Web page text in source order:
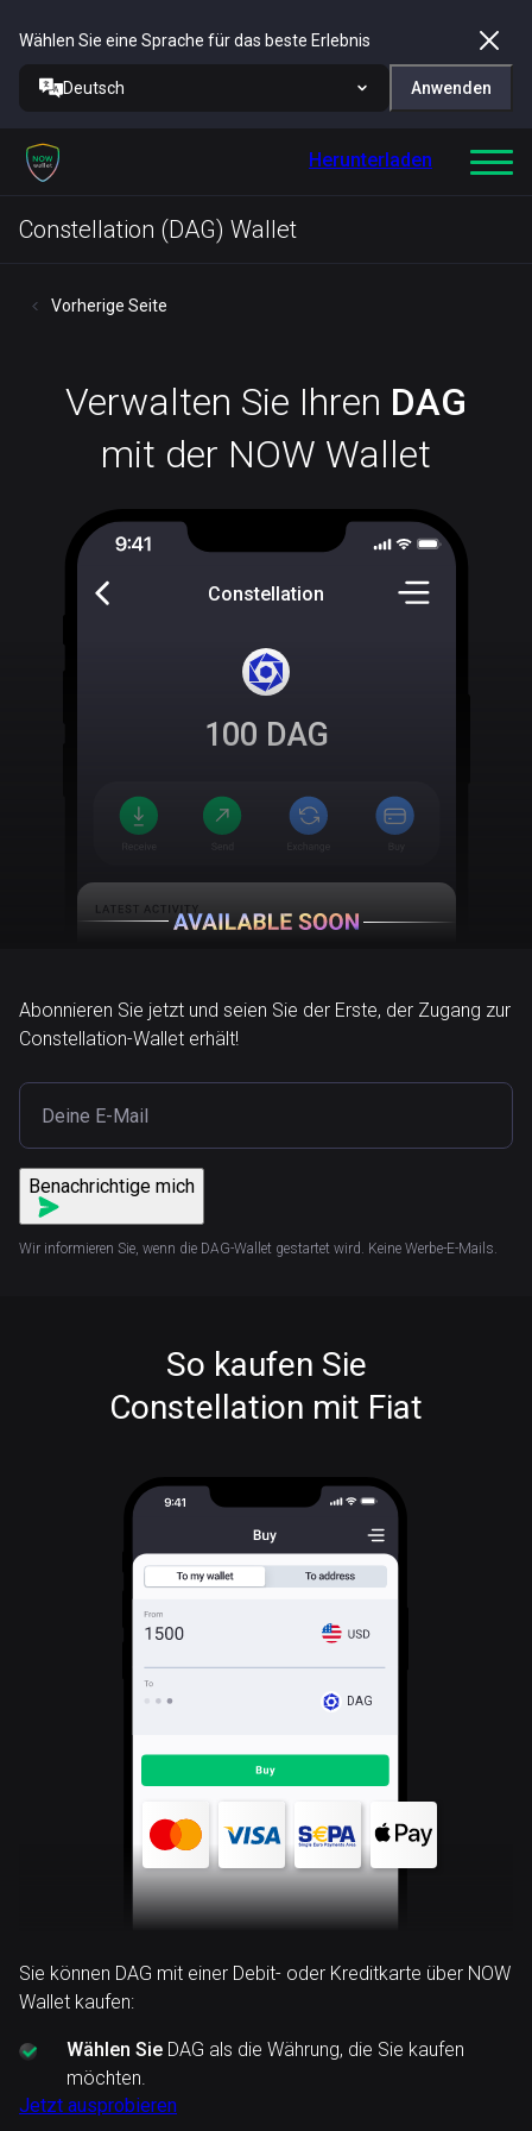
Wählen Sie eine Sprache für das beste Erlebnis
Deutsch Anwenden
Herunterladen
Constellation (DAG) Wallet
Vorherige Seite
Verwalten Sie Ihren DAG
mit der NOW Wallet
Constellation
100 DAG
Abonnieren Sie jetzt und seien Sie der Erste, der Zugang zur
Constellation-Wallet erhält!
Benachrichtige mich
Wir informieren Sie, wenn die DAG-Wallet gestartet wird. Keine Werbe-E-Mails.
So kaufen Sie
Constellation mit Fiat
DAG
Sie können DAG mit einer Debit- oder Kreditkarte über NOW
Wallet kaufen:
Wählen Sie DAG als die Währung, die Sie kaufen
möchten.
Jetzt ausprobieren